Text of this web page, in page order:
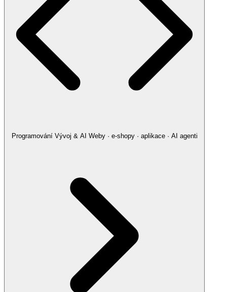
Programování Vývoj & AI Weby · e-shopy · aplikace · AI agenti